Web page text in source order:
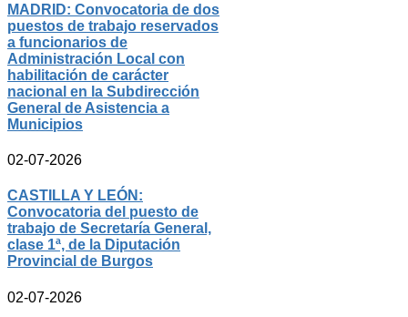
MADRID: Convocatoria de dos
puestos de trabajo reservados
a funcionarios de
Administración Local con
habilitación de carácter
nacional en la Subdirección
General de Asistencia a
Municipios
02-07-2026
CASTILLA Y LEÓN:
Convocatoria del puesto de
trabajo de Secretaría General,
clase 1ª, de la Diputación
Provincial de Burgos
02-07-2026